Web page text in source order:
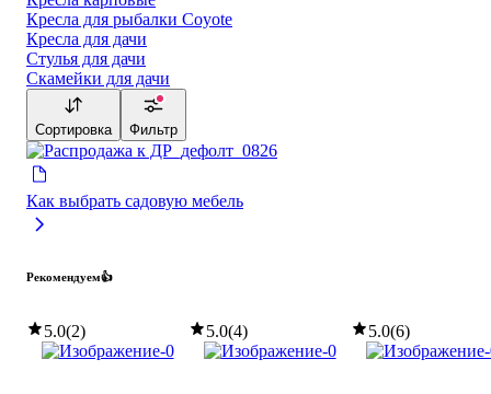
Кресла для рыбалки Coyote
Кресла для дачи
Стулья для дачи
Скамейки для дачи
Сортировка Фильтр
Как выбрать садовую мебель
Рекомендуем👍
5.0(2) 5.0(4) 5.0(6)